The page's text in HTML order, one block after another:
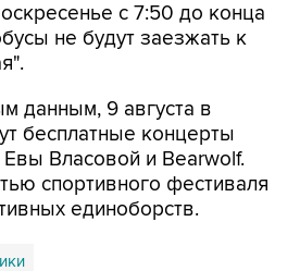
с 7:50 до конца
не будут заезжать к
данным, 9 августа в
бесплатные концерты
Евы Власовой и Bearwolf.
спортивного фестиваля
единоборств.